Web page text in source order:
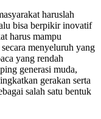
haruslah
bisa berpikir inovatif
harus mampu
menyeluruh yang
yang rendah
generasi muda,
gerakan serta
salah satu bentuk